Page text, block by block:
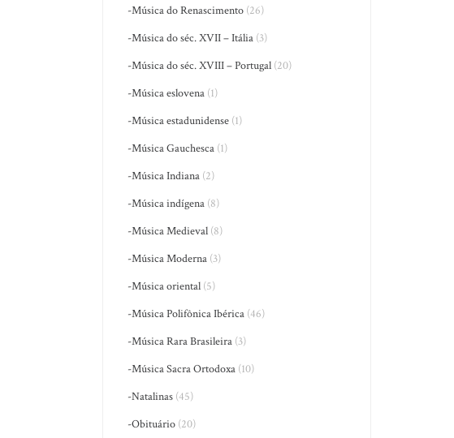
-Música do Renascimento (26)
-Música do séc. XVII – Itália (3)
-Música do séc. XVIII – Portugal (20)
-Música eslovena (1)
-Música estadunidense (1)
-Música Gauchesca (1)
-Música Indiana (2)
-Música indígena (8)
-Música Medieval (8)
-Música Moderna (3)
-Música oriental (5)
-Música Polifônica Ibérica (46)
-Música Rara Brasileira (3)
-Música Sacra Ortodoxa (10)
-Natalinas (45)
-Obituário (20)